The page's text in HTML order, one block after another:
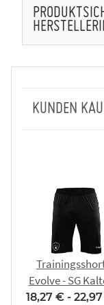
KUNDEN
Evolve - SG
Rhön
18,27 € -